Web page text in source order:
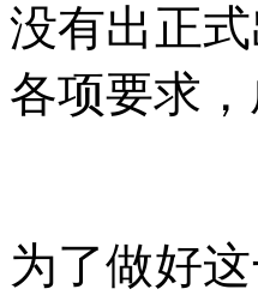
没有出正
各项要求
为了做好